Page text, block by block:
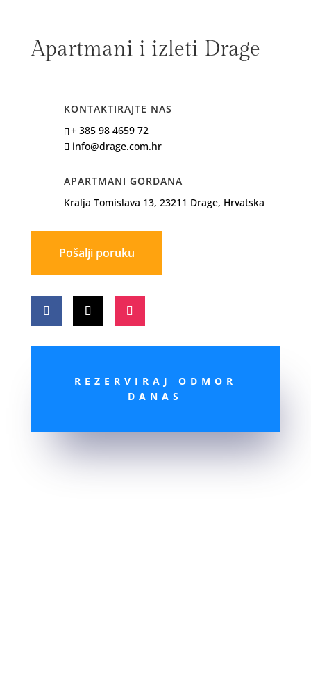
Apartmani i izleti Drage
KONTAKTIRAJTE NAS
+ 385 98 4659 72
info@drage.com.hr
APARTMANI GORDANA
Kralja Tomislava 13, 23211 Drage, Hrvatska
Pošalji poruku
REZERVIRAJ ODMOR
DANAS